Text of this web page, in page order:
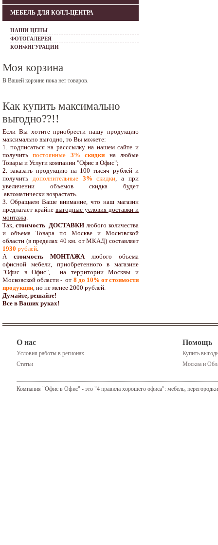
МЕБЕЛЬ ДЛЯ КОЛЛ-ЦЕНТРА
НАШИ ЦЕНЫ
ФОТОГАЛЕРЕЯ
КОНФИГУРАЦИИ
Моя корзина
В Вашей корзине пока нет товаров.
Как купить максимально
выгодно??!!
Если Вы хотите приобрести нашу продукцию
максимально выгодно, то Вы можете:
1. подписаться на расссылку на нашем сайте и
получитьпостоянные 3% скидки на любые
Товары и Услуги компании "Офис в Офис";
2. заказать продукцию на 100 тысяч рублей и
получить дополнительные3% скидки, а при
увеличении объемов скидка будет
автоматически возрастать.
3. Обращаем Ваше внимание, что наш магазин
предлагает крайне выгодные условия доставки и
монтажа.
Так, стоимость ДОСТАВКИлюбого количества
и объема Товара по Москве и Московской
области (в пределах 40 км. от МКАД) составляет
1930 рублей.
А стоимость МОНТАЖАлюбого объема
офисной мебели, приобретенного в магазине
"Офис в Офис", на территории Москвы и
Московской области - от 8 до 10% от стоимости
продукции, но не менее 2000 рублей.
Думайте, решайте!
Все в Ваших руках!
О нас
Условия работы в регионах
Статьи
Помощь
Купить
Москва и
Компания "Офис в Офис" - это "4 правила хорошего офиса": мебель,